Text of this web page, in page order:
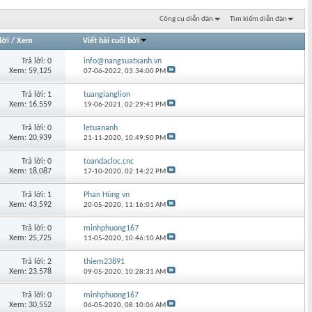
Công cụ diễn đàn Tìm kiếm diễn đàn
/ Xem Viết bài cuối bởi
Trả lời: 0
Xem: 59,125
info@nangsuatxanh.vn
07-06-2022,03:34:00 PM
Trả lời: 1
Xem: 16,559
tuangianglion
19-06-2021,02:29:41 PM
Trả lời: 0
Xem: 20,939
letuananh
21-11-2020, 10:49:50 PM
Trả lời: 0
Xem: 18,087
toandacloc.cnc
17-10-2020,02:14:22 PM
Trả lời: 1
Xem: 43,592
Phan Hùng vn
20-05-2020, 11:16:01 AM
Trả lời: 0
Xem: 25,725
minhphuong167
11-05-2020, 10:46:10 AM
Trả lời: 2
Xem: 23,578
thiem23891
09-05-2020, 10:28:31 AM
Trả lời: 0
Xem: 30,552
minhphuong167
06-05-2020,08:10:06 AM